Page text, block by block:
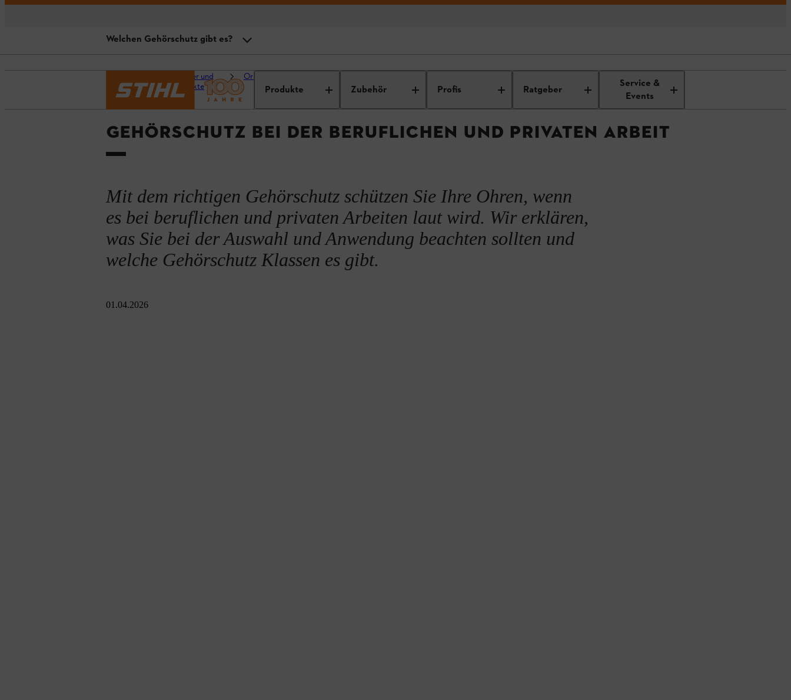
Produkte Zubehör Profis Ratgeber
Service &
Events
Ratgeber und
Projekte
Original STIHL: Zubehör, Ersatzteile und
Service
Schutzausrüstung
Gehörschutz
GEHÖRSCHUTZ BEI DER BERUFLICHEN UND PRIVATEN ARBEIT
Mit dem richtigen Gehörschutz schützen Sie Ihre Ohren, wenn
es bei beruflichen und privaten Arbeiten laut wird. Wir erklären,
was Sie bei der Auswahl und Anwendung beachten sollten und
welche Gehörschutz Klassen es gibt.
01.04.2026
Welchen Gehörschutz gibt es?
Warum Gehörschutz wichtig ist
Welchen Gehörschutz gibt es?
Ab welcher Lautstärke?
Zusammenfassung